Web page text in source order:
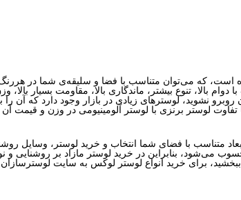
بالا، تنوع بیشتر، ماندگاری بالا، مقاومت بسیار
روبرو نشوید، لوسترهای زیادی در بازار وجود دارد که آن
متناسب با فضای شما انتخاب و خرید لوستر، وسایل
می‌شود، بنابراین در خرید لوستر مازاد بر
برای خرید انواع لوستر لوکس به سایت لوسترسازان